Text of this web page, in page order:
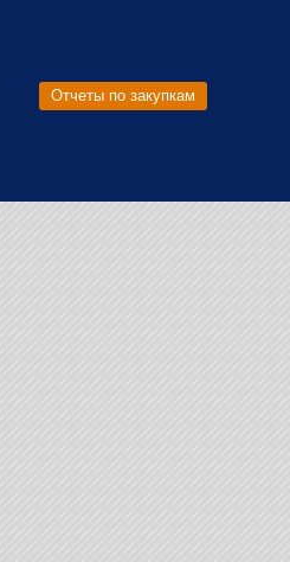
Отчеты по закупкам